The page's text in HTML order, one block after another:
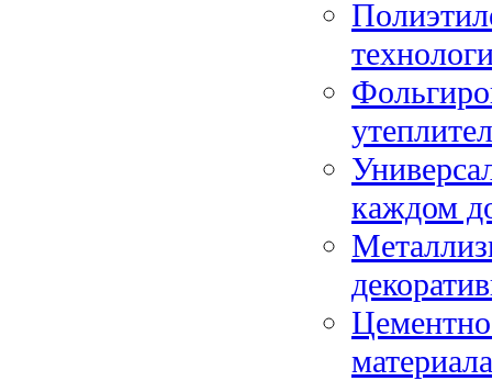
каждом
материала